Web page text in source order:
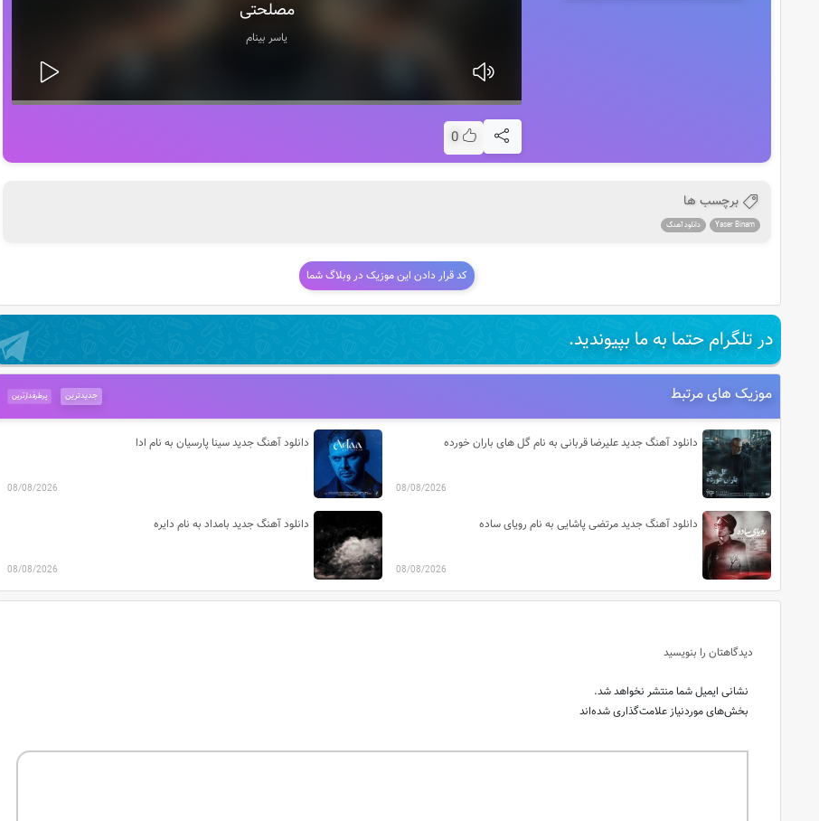
مصلحتی
یاسر بینام
0
برچسب ها
Yaser Binam دانلود آهنگ
کد قرار دادن این موزیک در وبلاگ شما
در تلگرام حتما به ما بپیوندید.
موزیک های مرتبط پرطرفدارترین جدیدترین
دانلود آهنگ جدید علیرضا قربانی به نام گل های باران خورده
08/08/2026
دانلود آهنگ جدید سینا پارسیان به نام ادا
08/08/2026
دانلود آهنگ جدید مرتضی پاشایی به نام رویای ساده
08/08/2026
دانلود آهنگ جدید بامداد به نام دایره
08/08/2026
دیدگاهتان را بنویسید
نشانی ایمیل شما منتشر نخواهد شد.
بخش‌های موردنیاز علامت‌گذاری شده‌اند